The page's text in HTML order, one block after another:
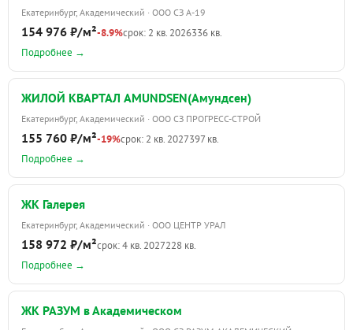
Екатеринбург, Академический · ООО СЗ А-19
154 976 ₽/м²-8.9%срок: 2 кв. 2026336 кв.
Подробнее →
ЖИЛОЙ КВАРТАЛ AMUNDSEN(Амундсен)
Екатеринбург, Академический · ООО СЗ ПРОГРЕСС-СТРОЙ
155 760 ₽/м²-19%срок: 2 кв. 2027397 кв.
Подробнее →
ЖК Галерея
Екатеринбург, Академический · ООО ЦЕНТР УРАЛ
158 972 ₽/м²срок: 4 кв. 2027228 кв.
Подробнее →
ЖК РАЗУМ в Академическом